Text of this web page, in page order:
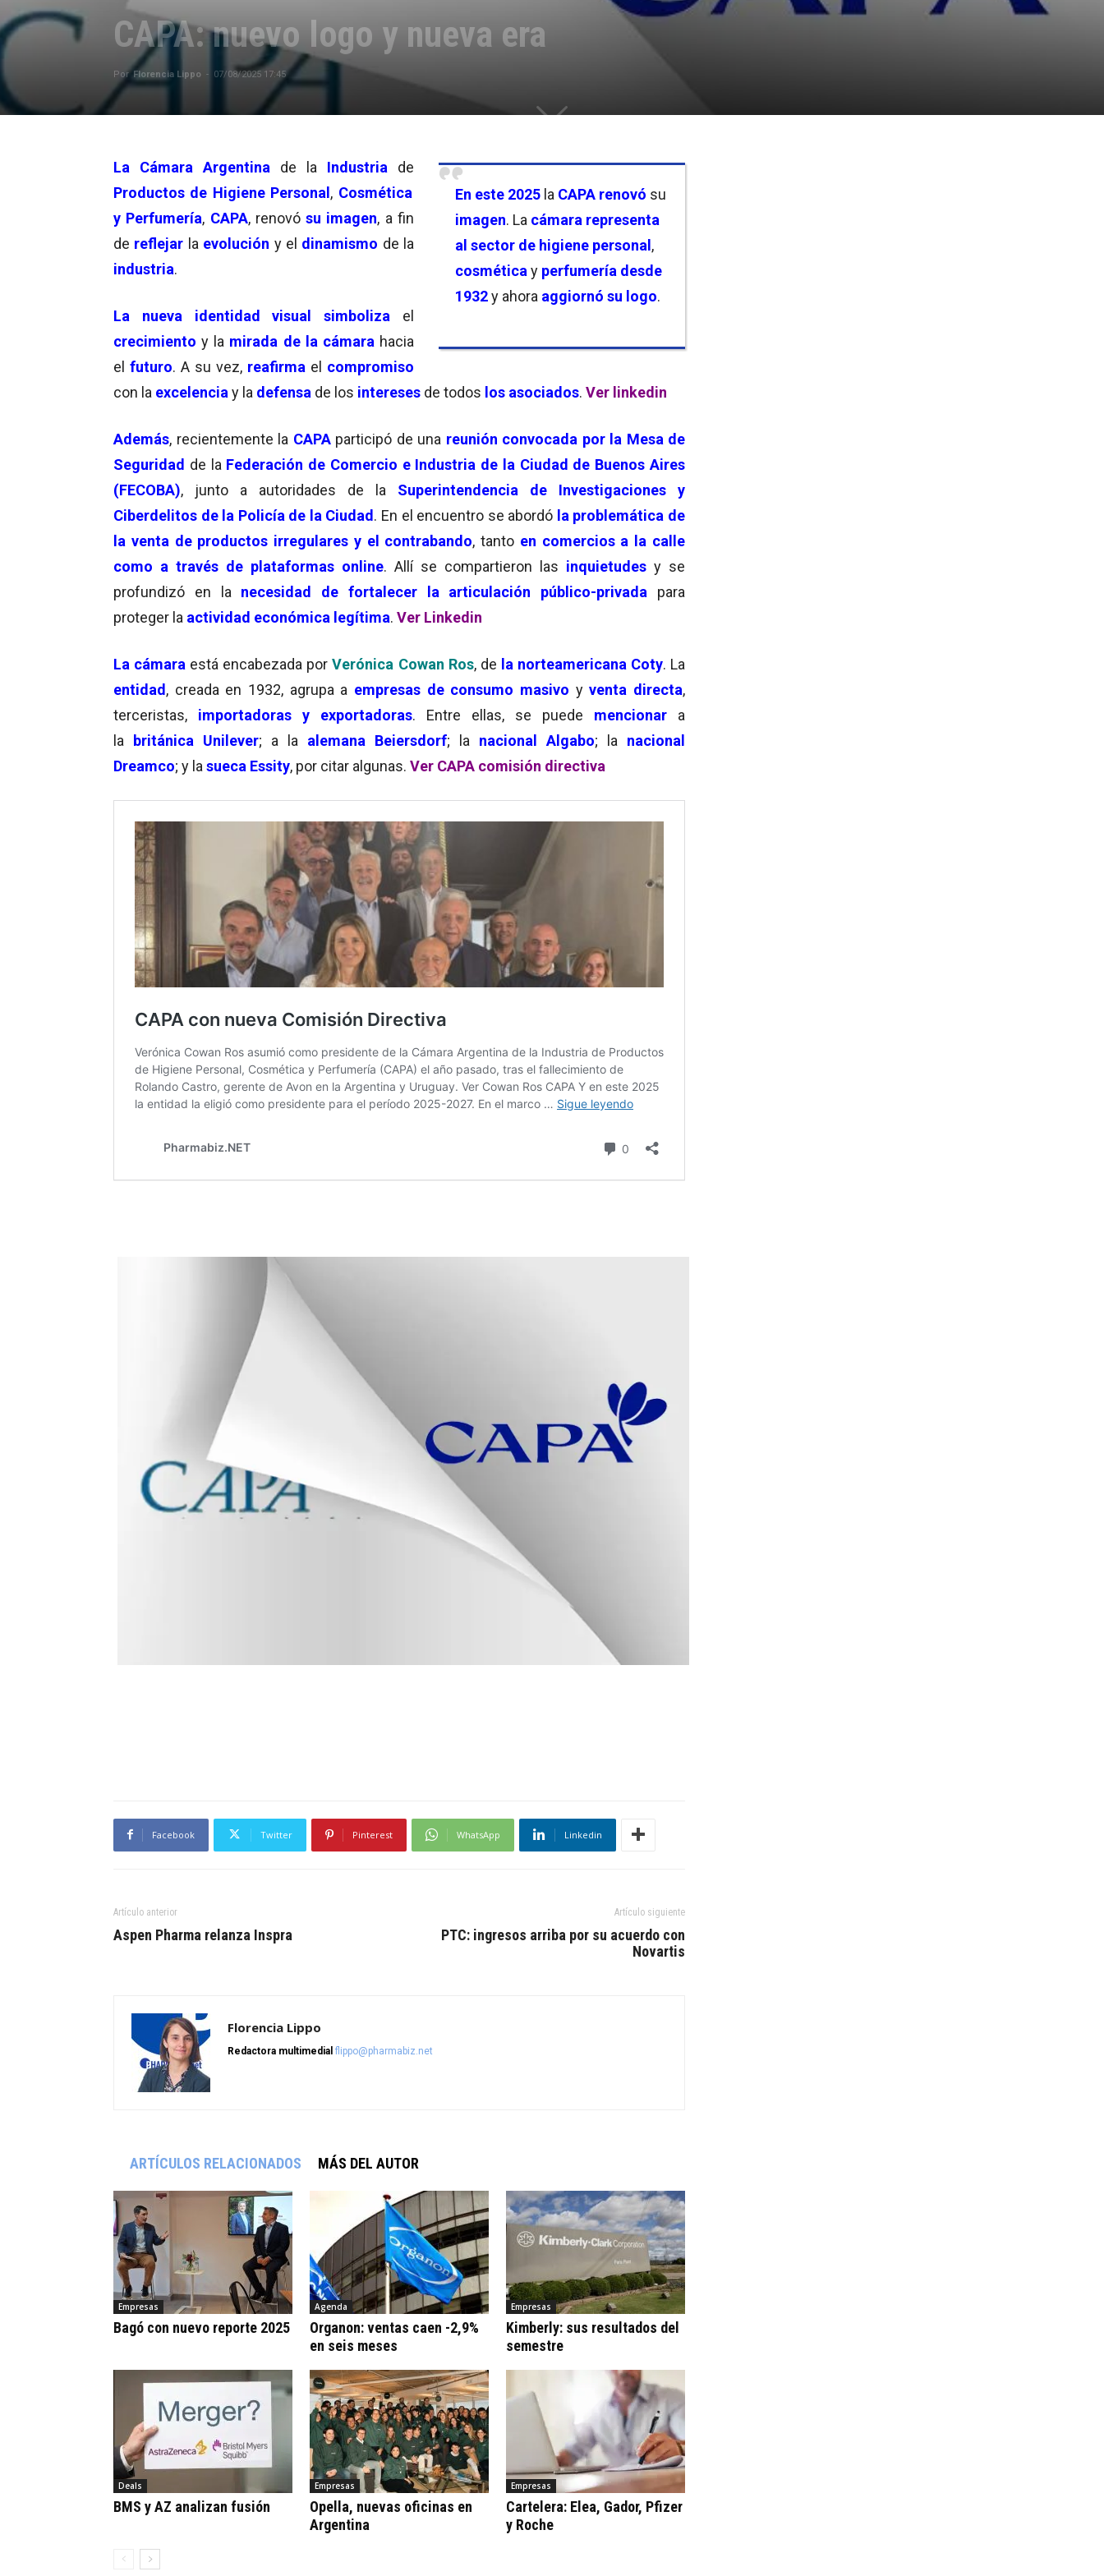
CAPA: nuevo logo y nueva era
Por Florencia Lippo - 07/08/2025 17:45
En este 2025 la CAPA renovó su
imagen. La cámara representa
al sector de higiene personal,
cosmética y perfumería desde
1932y ahora aggiornó su logo.
La Cámara Argentina de la Industria de
Productos de Higiene Personal, Cosmética
y Perfumería, CAPA, renovósu imagen, a fin
de reflejar la evolución y el dinamismo de la
industria.
La nueva identidad visual simboliza el
crecimiento y la mirada de la cámara hacia
el futuro. A su vez, reafirma el compromiso
con la excelencia y la defensa de los intereses de todos los asociados. Ver linkedin
Además, recientemente la CAPA participó de una reunión convocada por la Mesa de
Seguridad de la Federación de Comercio e Industria de la Ciudad de Buenos Aires
(FECOBA), junto a autoridades de la Superintendencia de Investigaciones y
Ciberdelitos de la Policía de la Ciudad. En el encuentro se abordó la problemática de
la venta de productos irregulares y el contrabando, tanto en comercios a la calle
como a través de plataformas online. Allí se compartieron las inquietudes y se
profundizó en la necesidad de fortalecer la articulación público-privada
para
proteger la actividad económica legítima. Ver Linkedin
La cámara está encabezada por Verónica Cowan Ros, de la norteamericana Coty. La
entidad, creada en 1932, agrupa a empresas de consumo masivo yventa directa,
terceristas,
importadoras y exportadoras. Entre ellas, se puede mencionar a
la británica Unilever; a la alemana Beiersdorf; la nacional Algabo; la
nacional
Dreamco; y la sueca Essity, por citar algunas. Ver CAPA comisión directiva
Facebook Twitter Pinterest WhatsApp Linkedin
Artículo anterior
Aspen Pharma relanza Inspra
Artículo siguiente
PTC: ingresos arriba por su acuerdo con
Novartis
Florencia Lippo
Redactora multimedial flippo@pharmabiz.net
ARTÍCULOS RELACIONADOS MÁS DEL AUTOR
Empresas
Bagó con nuevo reporte 2025
Agenda
Organon: ventas caen -2,9%
en seis meses
Empresas
Kimberly: sus resultados del
semestre
Deals
BMS y AZ analizan fusión
Empresas
Opella, nuevas oficinas en
Argentina
Empresas
Cartelera: Elea, Gador, Pfizer
y Roche